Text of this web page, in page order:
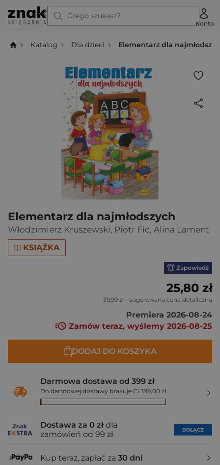
Czego szukasz?
Konto
Katalog Dla dzieci Elementarz dla
Elementarz dla najmłodszych
Włodzimierz Kruszewski, Piotr Fic, Alina Lament
KSIĄŻKA
Zapowiedź
25,80 zł
39,99 zł - sugerowana cena detaliczna
Premiera 2026-08-24
Zamów teraz, wyślemy 2026-08-25
DODAJ DO KOSZYKA
Darmowa dostawa od 399 zł
Do darmowej dostawy brakuje Ci 399,00 zł
Dostawa za 0 zł dla
zamówień od 99 zł
DOŁĄCZ
Kup teraz, zapłać za 30 dni